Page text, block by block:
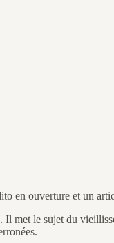
en ouverture et un
met le sujet du